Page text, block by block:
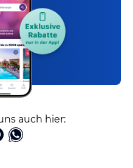
auch hier: